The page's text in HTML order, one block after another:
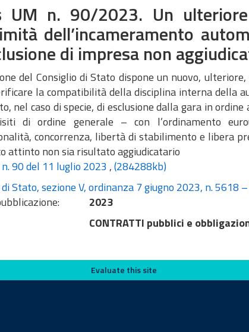
UM n. 90/2023. Un
dell’incameramento
di impresa non
del Consiglio di Stato dispone un nuovo,
la compatibilità della disciplina interna della
nel caso di specie, di esclusione dalla gara in
di ordine generale – con l’ordinamento
concorrenza, libertà di stabilimento e libera
attinto non sia risultato aggiudicatario
90 del 11 luglio 2023 ,(284288kb)
Stato, sezione V, ordinanza 7 giugno 2023, n. 5618
2023
CONTRATTI pubblici e
Evaluate this site